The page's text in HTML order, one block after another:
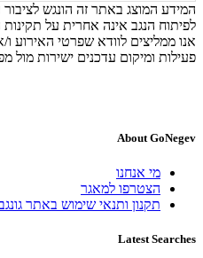
המידע המוצג באתר זה הונגש
לפיתוח הנגב אינה אחרית על
אנו ממליצים לוודא שפרטי האירוע
פעילות ומיקום עדכנים ישירות
About GoNegev
מי אנחנו
הצטרפו למאגר
תקנון ותנאי שימוש באתר
Latest Searches